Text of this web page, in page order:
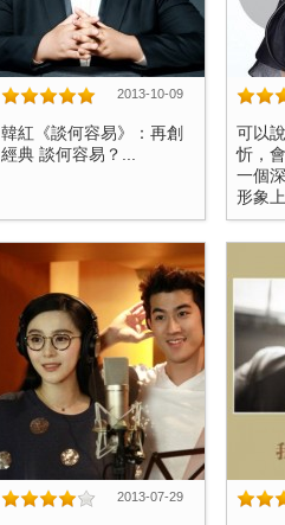
2013-10-09
韓紅《談何容易》：再創
經典 談何容易？...
可以
忻，
一個
形象
2013-07-29